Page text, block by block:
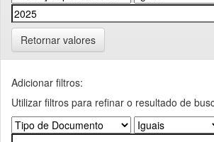
Retornar valores
Adicionar filtros:
Utilizar filtros para refinar o resultado de